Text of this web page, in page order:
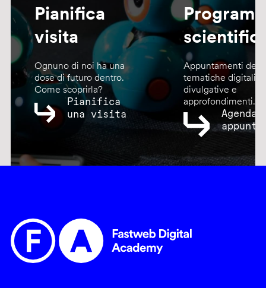
Pianifica
visita
Ognuno di noi ha una
dose di futuro dentro.
Come scoprirla?
Pianifica
una visita
Appuntamenti
tematiche digitali,
divulgative e
approfondimenti.
Agenda